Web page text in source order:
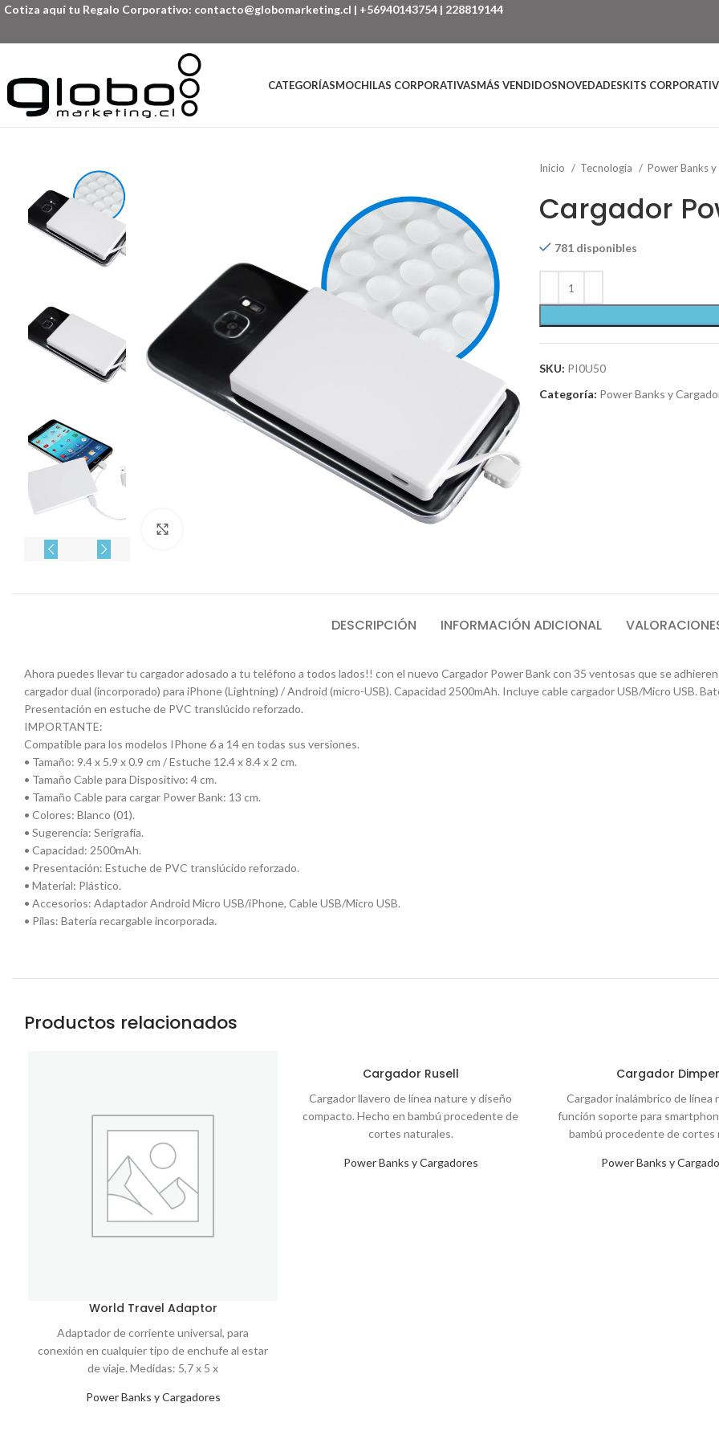
Cotiza aquí tu Regalo Corporativo: contacto@globomarketing.cl | +56940143754 | 228819144
CATEGORÍASMOCHILAS CORPORATIVASMÁS VENDIDOSNOVEDADESKITS
Inicio Tecnologia Power Banks
Cargador
781 disponibles
SKU: PI0U50
Categoría: Power Banks y
DESCRIPCIÓN INFORMACIÓN ADICIONAL
Ahora puedes llevar tu cargador adosado a tu teléfono a todos lados!! con el nuevo Cargador Power Bank con 35 ventosas que se
cargador dual (incorporado) para iPhone (Lightning) / Android (micro-USB). Capacidad 2500mAh. Incluye cable cargador USB/Micro USB.
Presentación en estuche de PVC translúcido reforzado.
IMPORTANTE:
Compatible para los modelos IPhone 6 a 14 en todas sus versiones.
• Tamaño: 9.4 x 5.9 x 0.9 cm / Estuche 12.4 x 8.4 x 2 cm.
• Tamaño Cable para Dispositivo: 4 cm.
• Tamaño Cable para cargar Power Bank: 13 cm.
• Colores: Blanco (01).
• Sugerencia: Serigrafía.
• Capacidad: 2500mAh.
• Presentación: Estuche de PVC translúcido reforzado.
• Material: Plástico.
• Accesorios: Adaptador Android Micro USB/iPhone, Cable USB/Micro USB.
• Pilas: Batería recargable incorporada.
Productos relacionados
World Travel Adaptor
Power Banks y Cargadores
Adaptador de corriente universal, para
conexión en cualquier tipo de enchufe al estar
de viaje. Medidas: 5,7 x 5 x
Cargador Rusell
Power Banks y Cargadores
Cargador llavero de línea nature y diseño
compacto. Hecho en bambú procedente de
cortes naturales.
Cargador Dimper
Power Banks y
Cargador inalámbrico de línea
función soporte para
bambú procedente de cortes